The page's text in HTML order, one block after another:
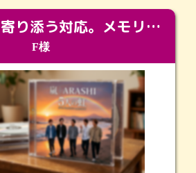
急な依頼にも寄り添う対応。メモリアルコーナーで振り返る大切な日々
F様